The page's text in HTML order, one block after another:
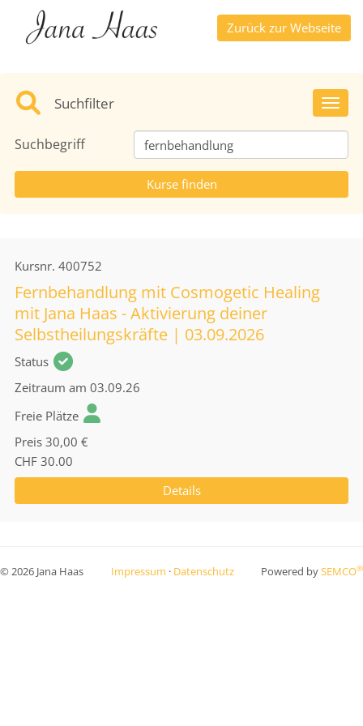
Zurück zur Webseite
Suchfilter
Suchbegriff
Kursnr. 400752
Fernbehandlung mit Cosmogetic Healing
mit Jana Haas - Aktivierung deiner
Selbstheilungskräfte | 03.09.2026
Status
Zeitraum am 03.09.26
Freie Plätze
Preis 30,00 €
CHF 30.00
Details
© 2026 Jana Haas Impressum · Datenschutz Powered bySEMCO®